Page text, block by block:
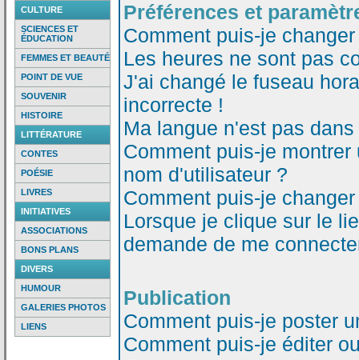
CULTURE
SCIENCES ET
ÉDUCATION
FEMMES ET BEAUTÉ
POINT DE VUE
SOUVENIR
HISTOIRE
LITTÉRATURE
CONTES
POÉSIE
LIVRES
INITIATIVES
ASSOCIATIONS
BONS PLANS
DIVERS
HUMOUR
GALERIES PHOTOS
LIENS
Préférences et
Comment puis-je
Les heures ne sont pas
J'ai changé le fuseau
incorrecte !
Ma langue n'est pas
Comment puis-je
nom d'utilisateur ?
Comment puis-je
Lorsque je clique sur le
demande de me
Publication
Comment puis-je poster
Comment puis-je éditer